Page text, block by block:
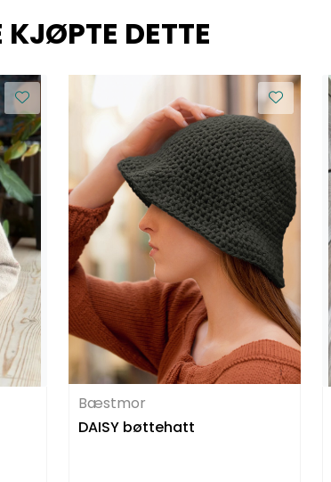
KJØPTE DETTE
Bæstmor
DAISY bøttehatt